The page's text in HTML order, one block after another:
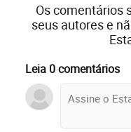
Os comentários
seus autores e
Leia 0 comentários